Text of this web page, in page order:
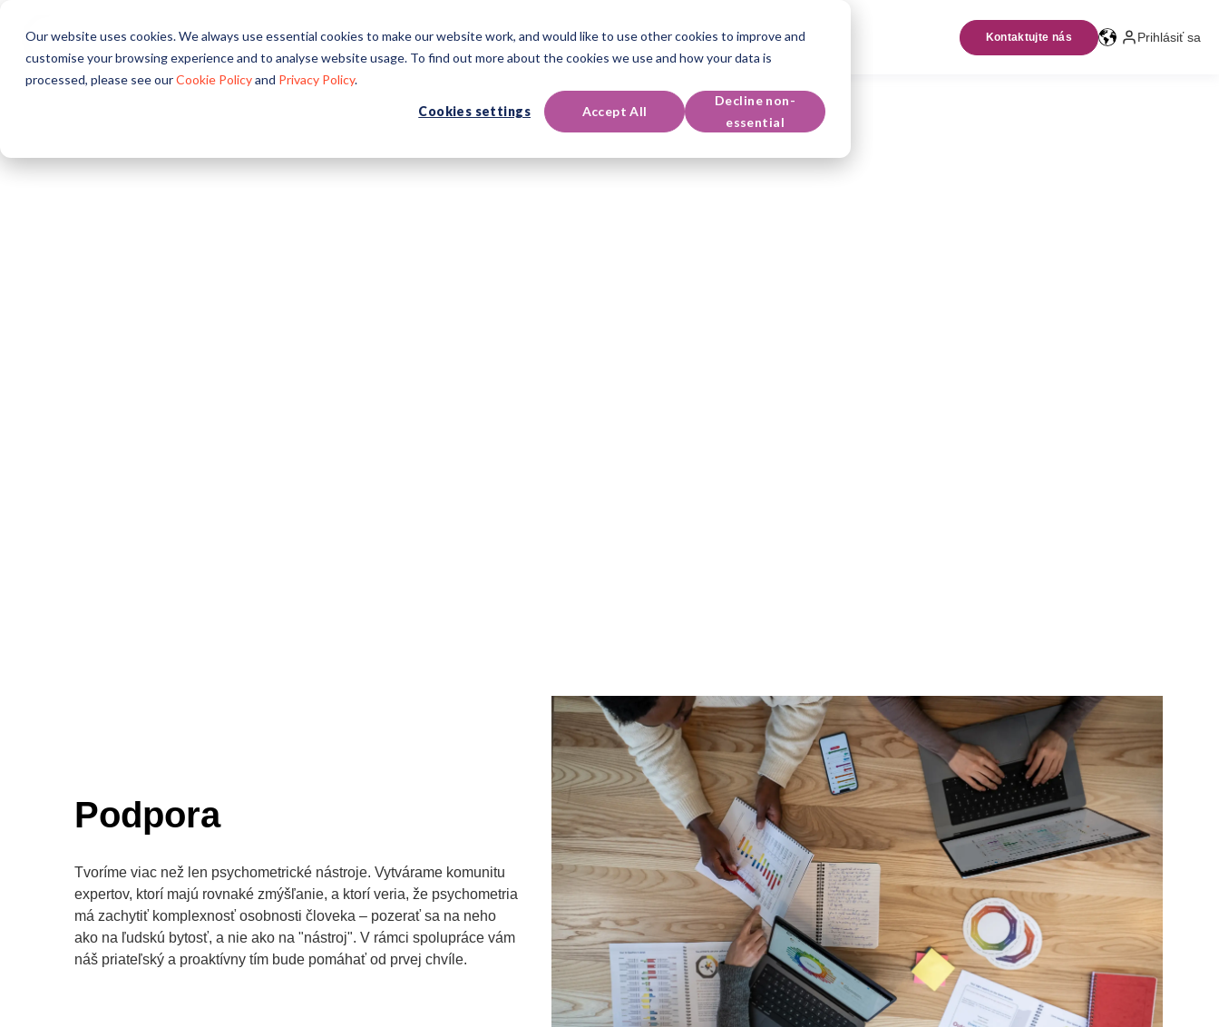
Our website uses cookies. We always use essential cookies to make our website work, and would like to use other cookies to improve and
customise your browsing experience and to analyse website usage. To find out more about the cookies we use and how your data is
processed, please see ourCookie Policyand Privacy Policy.
Cookies settings Accept All
Decline non-
essential
O nás Riešenia Produkty Certifikácie Podujatia a zdroje Podporu Kontaktujte nás Prihlásiť sa
Podpora
Tvoríme viac než len psychometrické nástroje. Vytvárame komunitu
expertov, ktorí majú rovnaké zmýšľanie, a ktorí veria, že psychometria
má zachytiť komplexnosť osobnosti človeka – pozerať sa na neho
ako na ľudskú bytosť, a nie ako na "nástroj". V rámci spolupráce vám
náš priateľský a proaktívny tím bude pomáhať od prvej chvíle.